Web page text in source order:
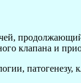
клапана и